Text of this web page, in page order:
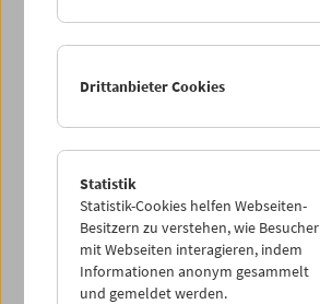
Treibgut: Film Undone
Drittanbieter Cookies
Statistik
Statistik-Cookies helfen Webseiten-
Besitzern zu verstehen, wie Besucher
mit Webseiten interagieren, indem
Informationen anonym gesammelt
und gemeldet werden.